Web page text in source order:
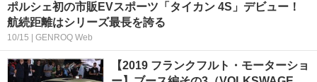
ポルシェ初の市販EVスポーツ「タイカン 4S」デビュー！
航続距離はシリーズ最長を誇る
10/15 | GENROQ Web
【2019 フランクフルト・モーターショ